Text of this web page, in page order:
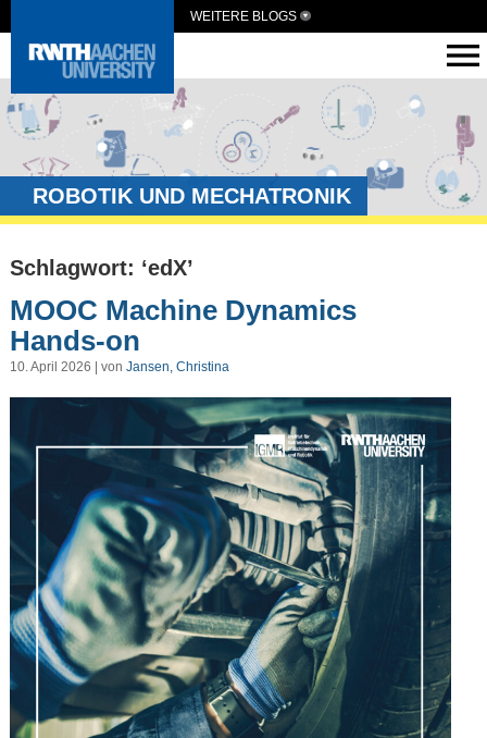
WEITERE BLOGS
ROBOTIK UND MECHATRONIK
Schlagwort: ‘edX’
MOOC Machine Dynamics
Hands-on
10. April 2026 | von Jansen, Christina